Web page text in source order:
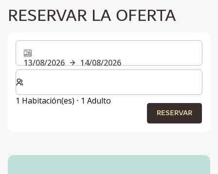
RESERVAR LA OFERTA
13/08/2026
14/08/2026
Seleccione el número de habitaciones y huéspedes
1 Habitación(es) ⋅ 1 Adulto
RESERVAR